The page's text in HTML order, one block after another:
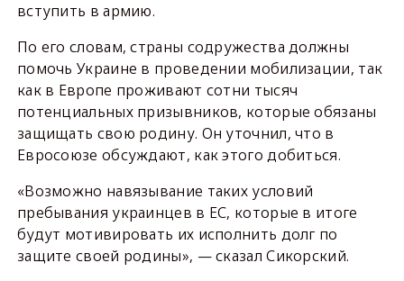
вступить в армию.
По его словам, страны содружества должны
помочь Украине в проведении мобилизации, так
как в Европе проживают сотни тысяч
потенциальных призывников, которые обязаны
защищать свою родину. Он уточнил, что в
Евросоюзе обсуждают, как этого добиться.
«Возможно навязывание таких условий
пребывания украинцев в ЕС, которые в итоге
будут мотивировать их исполнить долг по
защите своей родины», — сказал Сикорский.